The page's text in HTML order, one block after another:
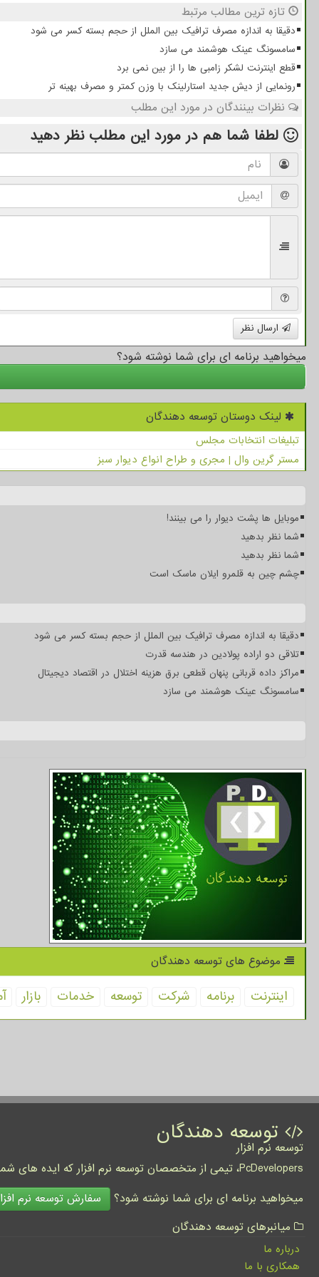
تازه ترین مطالب مرتبط
دقیقا به اندازه مصرف ترافیک بین الملل از حجم بسته کسر می شود
سامسونگ عینک هوشمند می سازد
قطع اینترنت لشکر زامبی ها را از بین نمی برد
رونمایی از دیش جدید استارلینک با وزن کمتر و مصرف بهینه تر
نظرات بینندگان در مورد این مطلب
لطفا شما هم در مورد این مطلب نظر دهید
ارسال نظر
میخواهید برنامه ای برای شما نوشته شود؟
لینک دوستان توسعه دهندگان
تبلیغات انتخابات مجلس
مستر گرین وال | مجری و طراح انواع دیوار سبز
موبایل ها پشت دیوار را می بینند!
شما نظر بدهید
شما نظر بدهید
چشم چین به قلمرو ایلان ماسک است
دقیقا به اندازه مصرف ترافیک بین الملل از حجم بسته کسر می شود
تلاقی دو اراده پولادین در هندسه قدرت
مراکز داده قربانی پنهان قطعی برق هزینه اختلال در اقتصاد دیجیتال
سامسونگ عینک هوشمند می سازد
موضوع های توسعه دهندگان
اینترنت برنامه شركت توسعه خدمات بازار
توسعه دهندگان
توسعه نرم افزار
PcDevelopers، تیمی از متخصصان توسعه نرم افزار که ایده های شما را به واقعیت تبدیل نموده و کسب و کار شما را متحول می کنند.
میخواهید برنامه ای برای شما نوشته شود؟
سفارش توسعه نرم
میانبرهای توسعه دهندگان
درباره ما
همکاری با ما